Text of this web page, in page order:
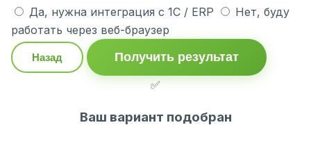
Да, нужна интеграция с 1С / ERP
Нет, буду
работать через веб-браузер
Назад
Получить результат
✅
Ваш вариант подобран